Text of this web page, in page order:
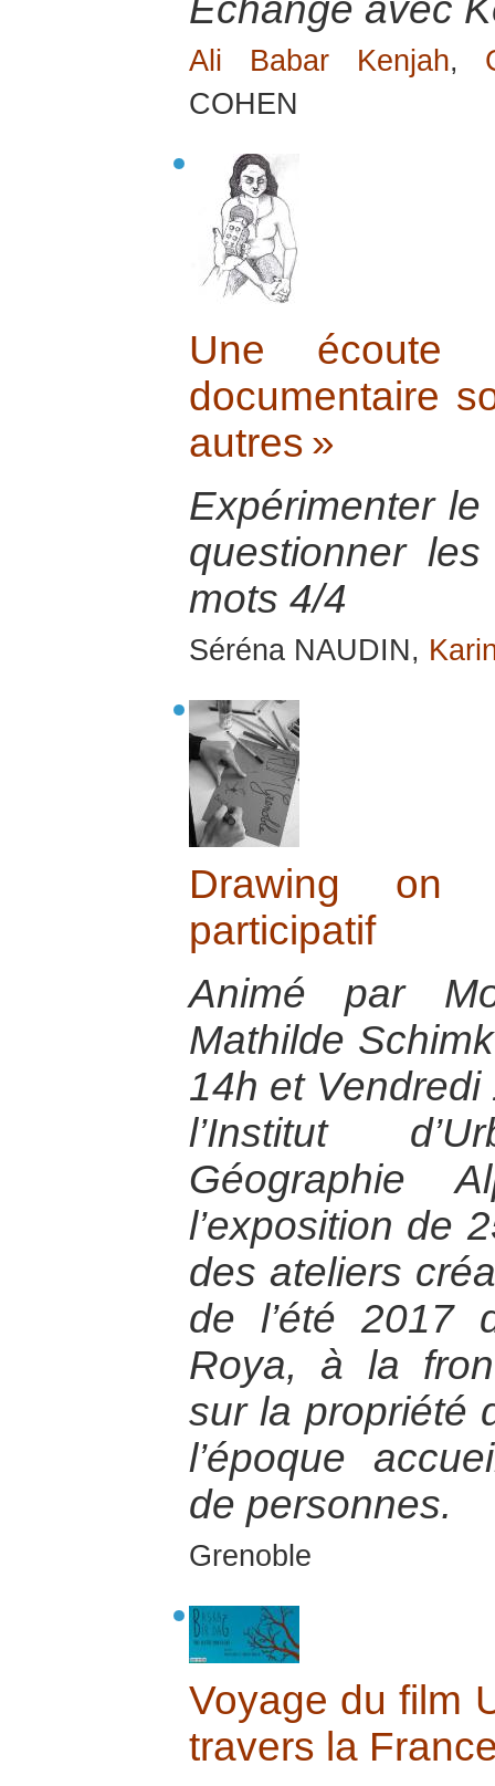
Echange avec
Ali Babar Kenjah,
COHEN
Une
documentaire
autres »
Expérimenter
questionner
mots 4/4
Séréna NAUDIN,
Drawing on
participatif
Animé par
Mathilde
14h et
l’Institut
Géographie
l’exposition de
des ateliers
de l’été 2017
Roya, à la
sur la propriété
l’époque
de personnes.
Grenoble
Voyage du film
travers la